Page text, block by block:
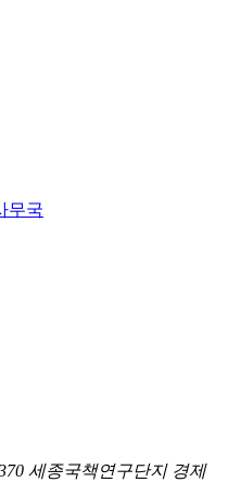
무국
세종국책연구단지 경제